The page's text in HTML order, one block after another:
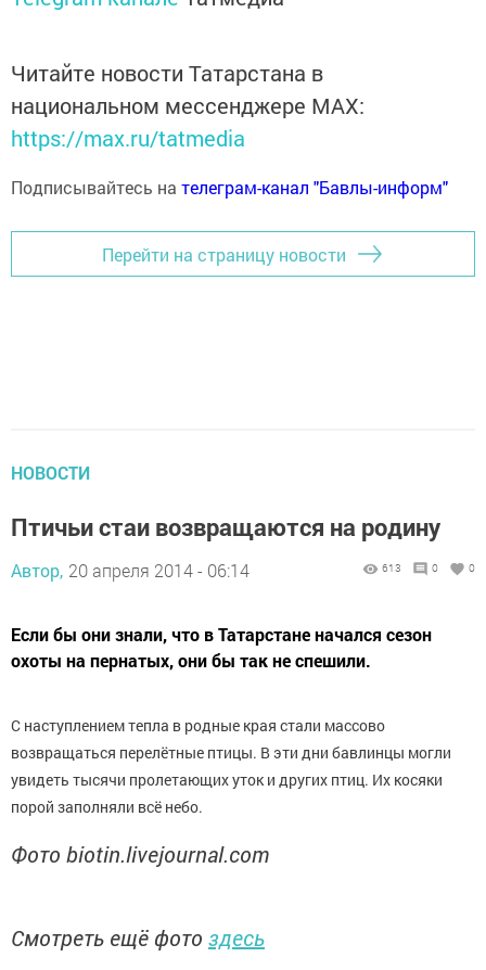
Читайте новости Татарстана в
национальном мессенджере MАХ:
https://max.ru/tatmedia
Подписывайтесь на телеграм-канал "Бавлы-информ"
Перейти на страницу новости
НОВОСТИ
Птичьи стаи возвращаются на родину
Автор, 20 апреля 2014 - 06:14 613 0 0
Если бы они знали, что в Татарстане начался сезон
охоты на пернатых, они бы так не спешили.
С наступлением тепла в родные края стали массово
возвращаться перелётные птицы. В эти дни бавлинцы могли
увидеть тысячи пролетающих уток и других птиц. Их косяки
порой заполняли всё небо.
Фото biotin.livejournal.com
Смотреть ещё фото здесь